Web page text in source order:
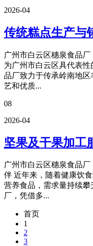
2026-04
传统糕点生产与
广州市白云区穗泉食品
为广州市白云区具代表
品厂致力于传承岭南地
艺和优质...
08
2026-04
坚果及干果加工
广州市白云区穗泉食品
伴 近年来，随着健康饮
营养食品，需求量持续
厂，凭借多...
首页
1
2
3